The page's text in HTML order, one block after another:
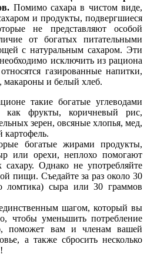
Помимо сахара в чистом виде,
и продукты, подвергшиеся
не представляют особой
от богатых питательными
с натуральным сахаром. Эти
исключить из рациона
газированные напитки,
макароны и белый хлеб.
такие богатые углеводами
как фрукты, коричневый рис,
зерен, овсяные хлопья, мед,
картофель.
богатые жирами продукты,
или орехи, неплохо помогают
сахару. Однако не употребляйте
пищи. Съедайте за раз около 30
ломтика) сыра или 30 граммов
шагом, который вы
чтобы уменьшить потребление
поможет вам и членам вашей
а также сбросить несколько